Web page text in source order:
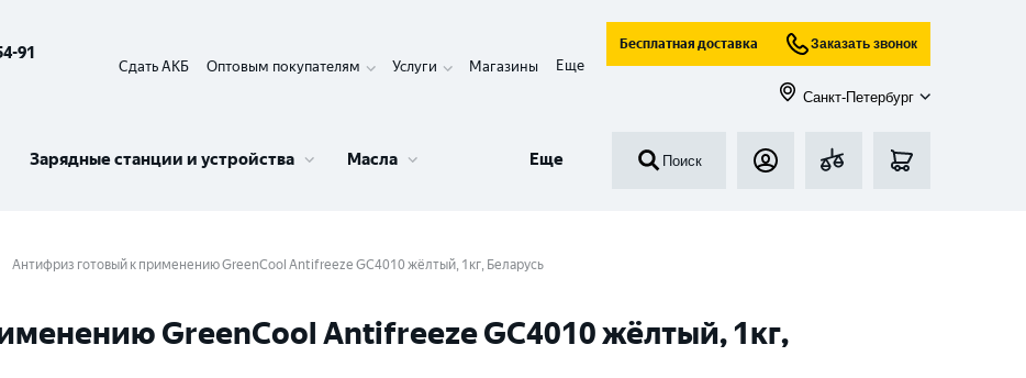
91
Сдать АКБ Оптовым покупателям Услуги Магазины Еще
Бесплатная доставка Заказать звонок
Санкт-Петербург
Зарядные станции и устройства Масла Еще Поиск
Антифриз готовый к применению GreenCool Antifreeze GC4010 жёлтый, 1кг, Беларусь
GreenCool Antifreeze GC4010 жёлтый, 1кг,